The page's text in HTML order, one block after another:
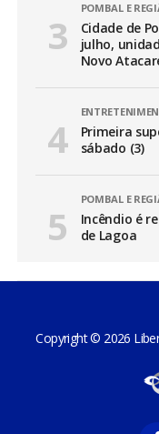
POMBAL E
Cidade de
julho,
Novo
Primeira
sábado (3)
POMBAL E
Incêndio é
de Lagoa
Copyright © 2026